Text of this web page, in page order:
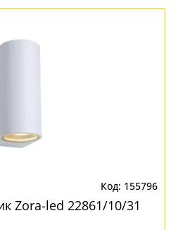
155796
Zora-led 22861/10/31